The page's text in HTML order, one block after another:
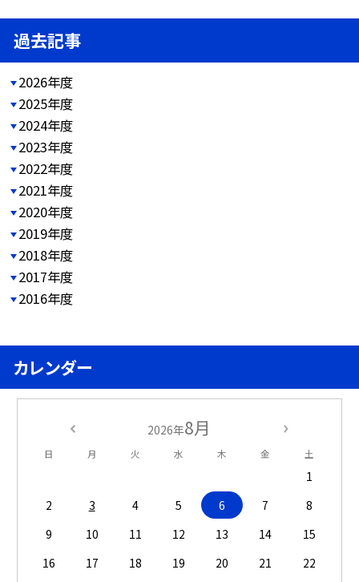
過去記事
2026年度
2025年度
2024年度
2023年度
2022年度
2021年度
2020年度
2019年度
2018年度
2017年度
2016年度
カレンダー
2026年8月
日 月 火 水 木 金 土
1
2
3 4 5 6 7
8
9
10 11 12 13 14
15
16
17 18 19 20 21
22